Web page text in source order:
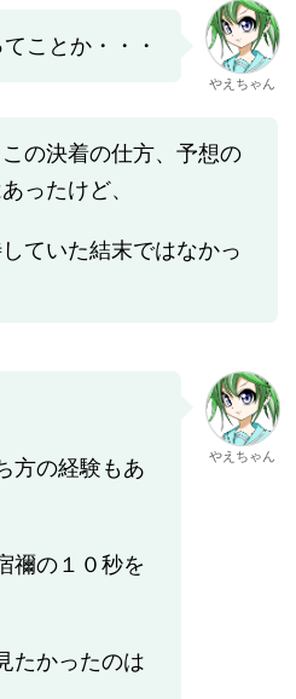
ことか・・・
やえちゃん
の決着の仕方、予想の
ったけど、
ていた結末ではなかっ
方の経験もあ
禰の１０秒を
たかったのは
やえちゃん